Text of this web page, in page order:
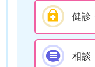
健診
相談